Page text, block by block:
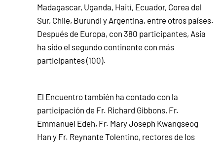
Madagascar, Uganda, Haití, Ecuador, Corea del
Sur, Chile, Burundi y Argentina, entre otros países.
Después de Europa, con 380 participantes, Asia
ha sido el segundo continente con más
participantes (100).
El Encuentro también ha contado con la
participación de Fr. Richard Gibbons, Fr.
Emmanuel Edeh, Fr. Mary Joseph Kwangseog
Han y Fr. Reynante Tolentino, rectores de los